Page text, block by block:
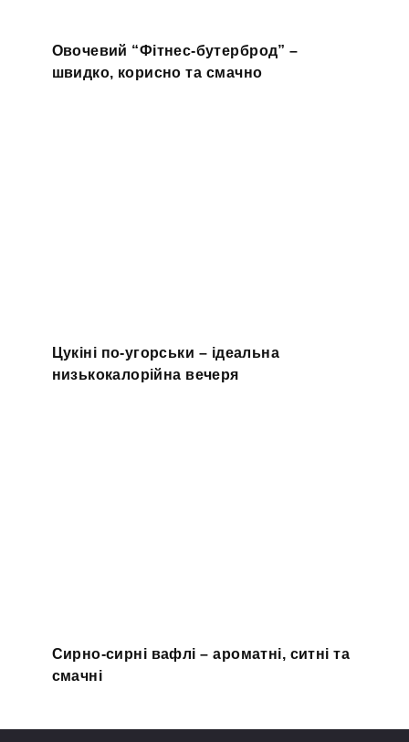
Овочевий “Фітнес-бутерброд” –
швидко, корисно та смачно
Цукіні по-угорськи – ідеальна
низькокалорійна вечеря
Сирно-сирні вафлі – ароматні, ситні та
смачні